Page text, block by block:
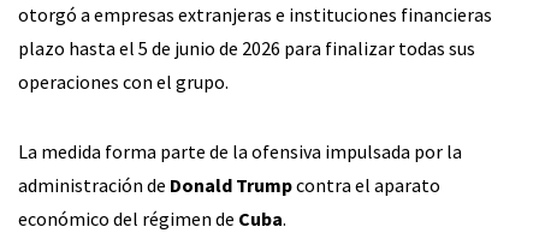
otorgó a empresas extranjeras e instituciones financieras
plazo hasta el 5 de junio de 2026 para finalizar todas sus
operaciones con el grupo.
La medida forma parte de la ofensiva impulsada por la
administración de Donald Trumpcontra el aparato
económico del régimen de Cuba.